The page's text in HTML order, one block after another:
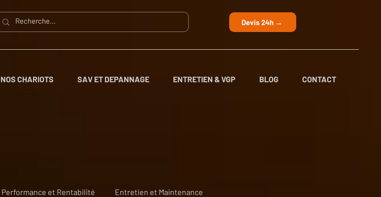
Devis 24h →
NOS CHARIOTS SAV ET DEPANNAGE ENTRETIEN & VGP BLOG CONTACT
Performance et Rentabilité Entretien et Maintenance